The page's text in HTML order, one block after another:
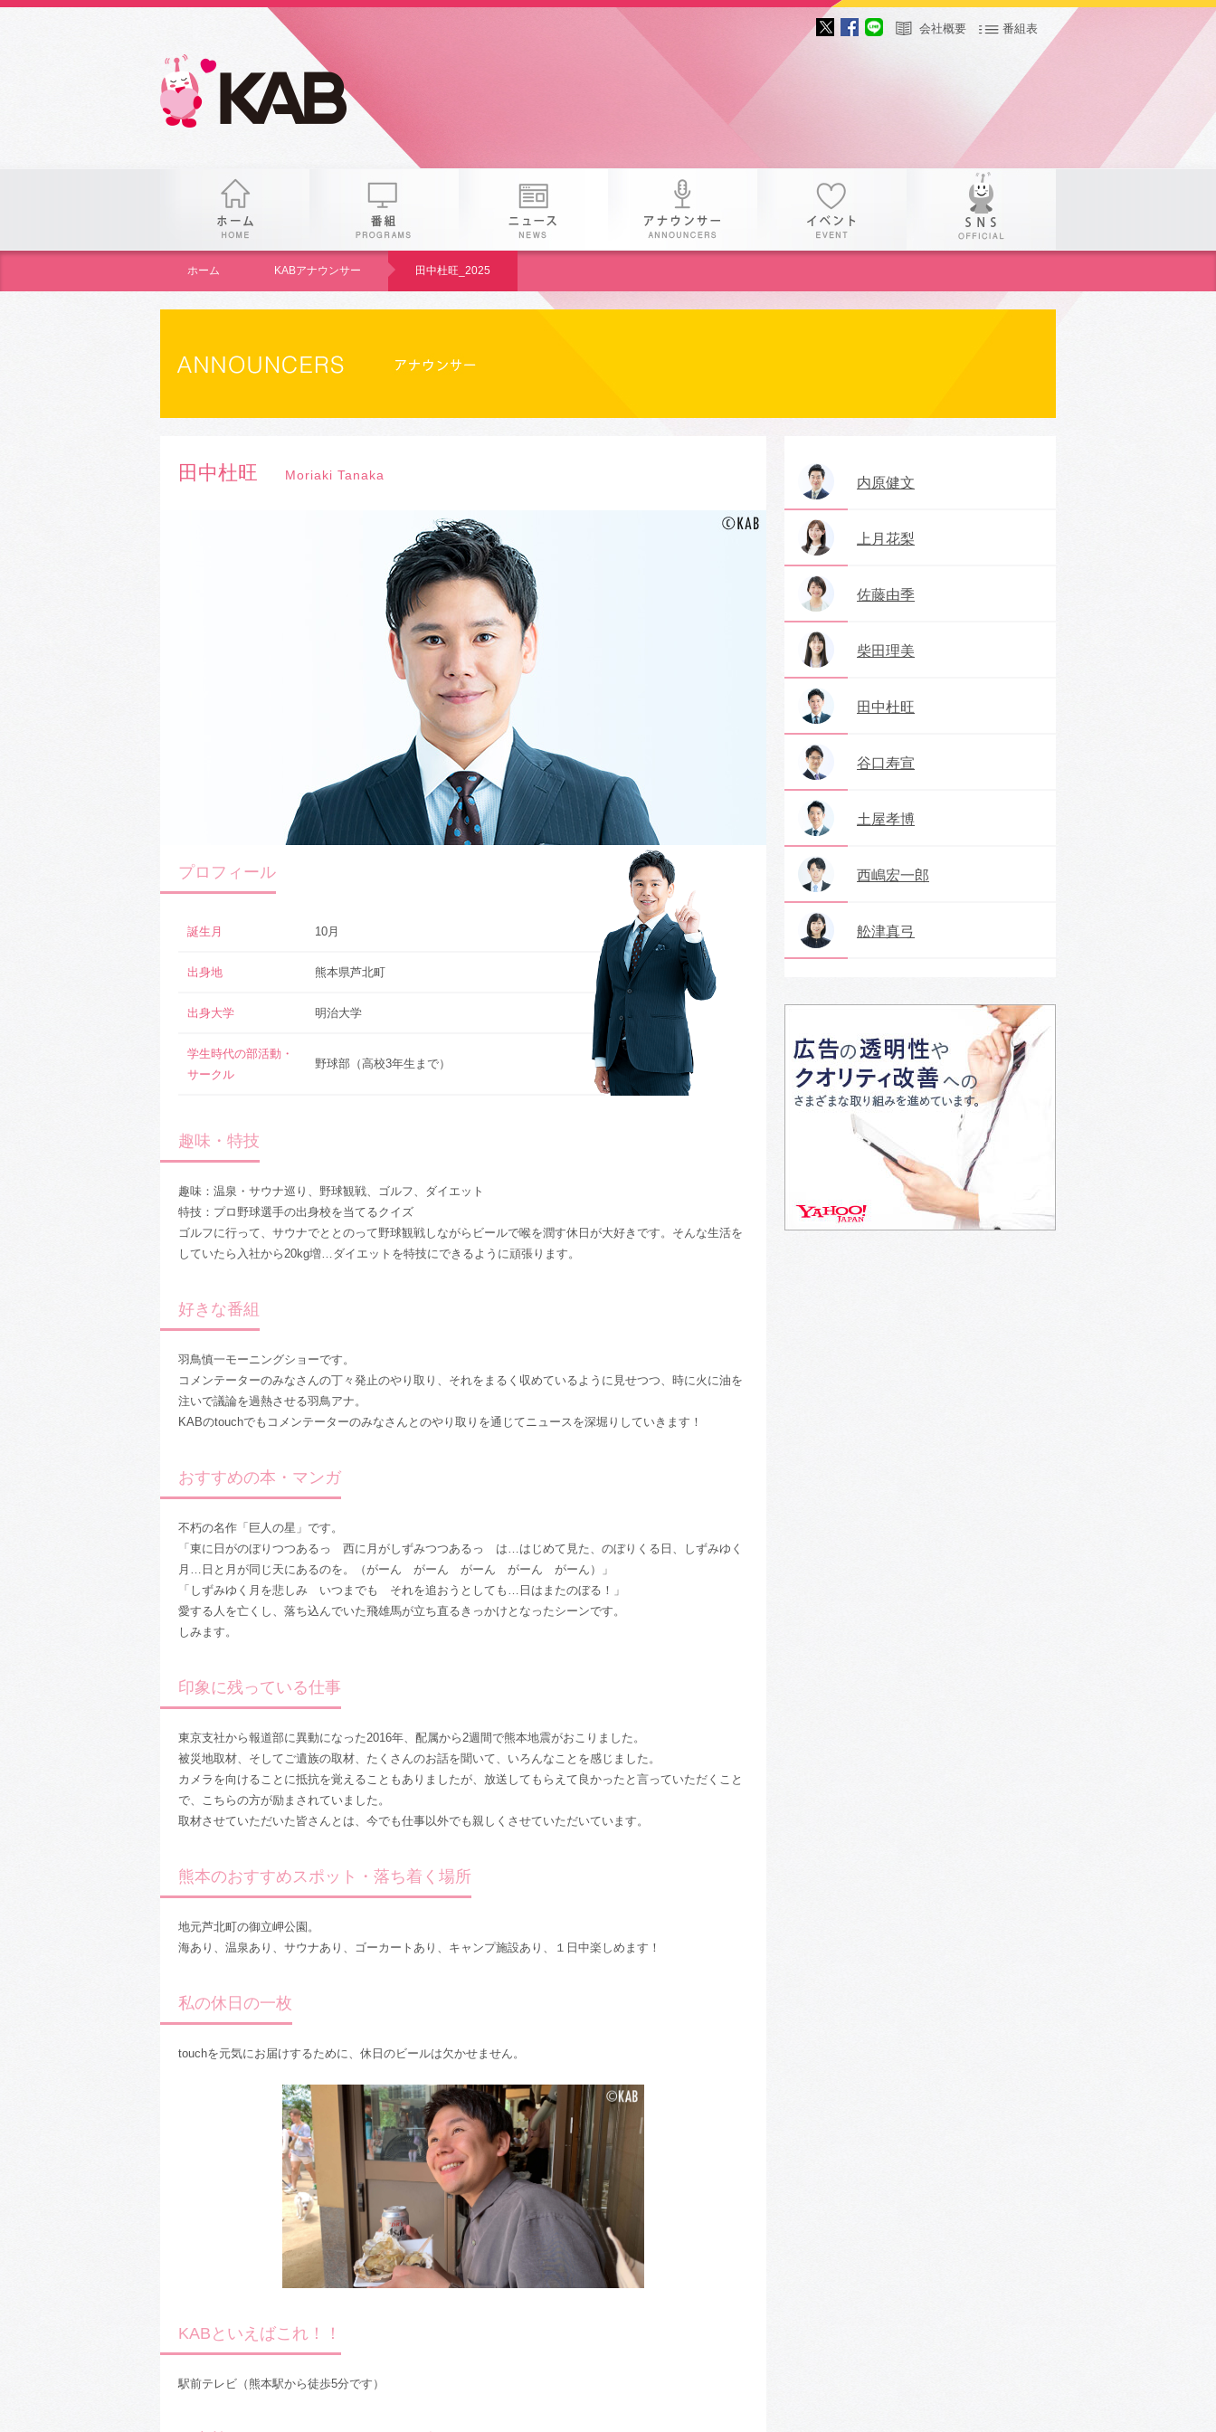
会社概要 番組表
ホーム KABアナウンサー 田中杜旺_2025
田中杜旺 Moriaki Tanaka
プロフィール
誕生月 10月
出身地 熊本県芦北町
出身大学 明治大学
学生時代の部活動・
サークル
野球部（高校3年生まで）
趣味・特技
趣味：温泉・サウナ巡り、野球観戦、ゴルフ、ダイエット
特技：プロ野球選手の出身校を当てるクイズ
ゴルフに行って、サウナでととのって野球観戦しながらビールで喉を潤す休日が大好きです。そんな生活を
していたら入社から20kg増…ダイエットを特技にできるように頑張ります。
好きな番組
羽鳥慎一モーニングショーです。
コメンテーターのみなさんの丁々発止のやり取り、それをまるく収めているように見せつつ、時に火に油を
注いで議論を過熱させる羽鳥アナ。
KABのtouchでもコメンテーターのみなさんとのやり取りを通じてニュースを深堀りしていきます！
おすすめの本・マンガ
不朽の名作「巨人の星」です。
「東に日がのぼりつつあるっ 西に月がしずみつつあるっ は…はじめて見た、のぼりくる日、しずみゆく
月…日と月が同じ天にあるのを。（がーん がーん がーん がーん がーん）」
「しずみゆく月を悲しみ いつまでも それを追おうとしても…日はまたのぼる！」
愛する人を亡くし、落ち込んでいた飛雄馬が立ち直るきっかけとなったシーンです。
しみます。
印象に残っている仕事
東京支社から報道部に異動になった2016年、配属から2週間で熊本地震がおこりました。
被災地取材、そしてご遺族の取材、たくさんのお話を聞いて、いろんなことを感じました。
カメラを向けることに抵抗を覚えることもありましたが、放送してもらえて良かったと言っていただくこと
で、こちらの方が励まされていました。
取材させていただいた皆さんとは、今でも仕事以外でも親しくさせていただいています。
熊本のおすすめスポット・落ち着く場所
地元芦北町の御立岬公園。
海あり、温泉あり、サウナあり、ゴーカートあり、キャンプ施設あり、１日中楽しめます！
私の休日の一枚
touchを元気にお届けするために、休日のビールは欠かせません。
KABといえばこれ！！
駅前テレビ（熊本駅から徒歩5分です）
内原健文
上月花梨
佐藤由季
柴田理美
田中杜旺
谷口寿宣
土屋孝博
西嶋宏一郎
舩津真弓